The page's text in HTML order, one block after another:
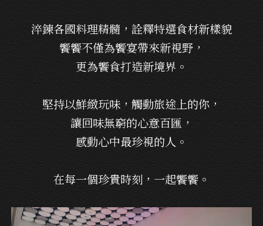
淬鍊各國料理精髓，詮釋特選食材新樣貌
饗饗不僅為饗宴帶來新視野，
更為饗食打造新境界。
堅持以鮮緻玩味，觸動旅途上的你，
讓回味無窮的心意百匯，
感動心中最珍視的人。
在每一個珍貴時刻，一起饗饗。